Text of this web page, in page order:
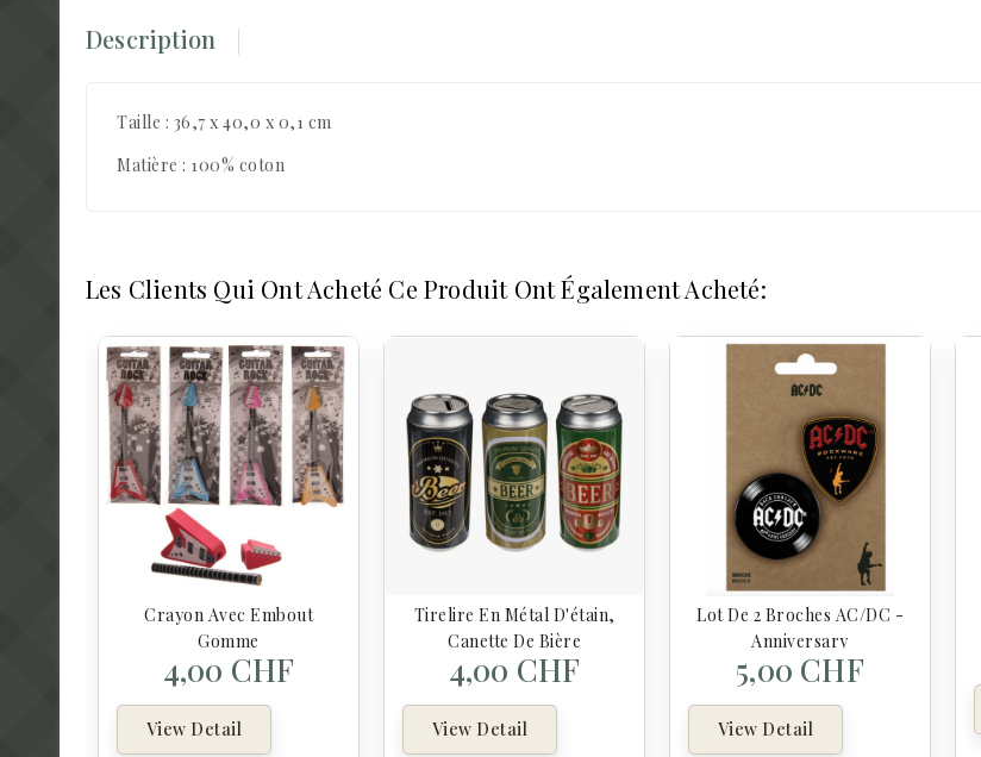
Description
Taille : 36,7 x 40,0 x 0,1 cm
Matière : 100% coton
Les Clients Qui Ont Acheté Ce Produit Ont Également Acheté:
Crayon Avec Embout
Gomme
4,00 CHF
View Detail
Tirelire En Métal D'étain,
Canette De Bière
4,00 CHF
View Detail
Lot De 2 Broches AC/DC -
Anniversary
5,00 CHF
View Detail